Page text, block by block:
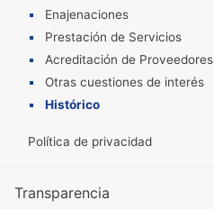
Enajenaciones
Prestación de Servicios
Acreditación de Proveedores
Otras cuestiones de interés
Histórico
Política de privacidad
Transparencia